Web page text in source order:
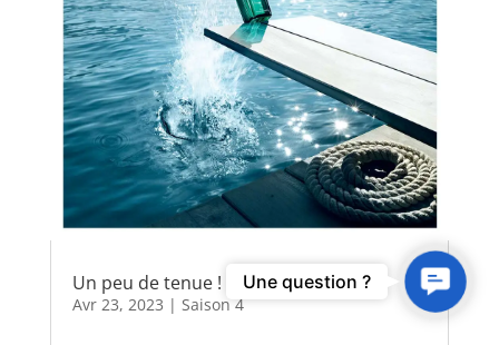
Un peu de tenue !
Avr 23, 2023 | Saison 4
Contact
Us
Une question ?